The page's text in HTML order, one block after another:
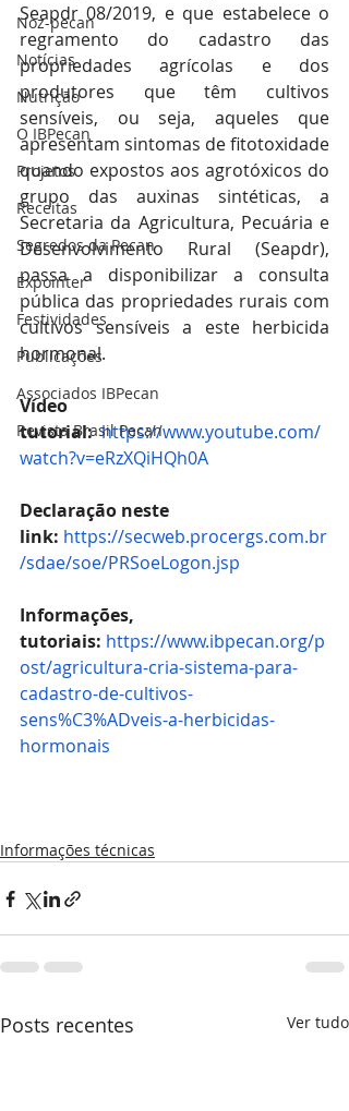
Noz-pecan
Notícias
Nutrição
O IBPecan
Projetos
Receitas
Segredos da Pecan
Expointer
Festividades
Publicações
Associados IBPecan
Revista Brasil Pecan
Seapdr 08/2019, e que estabelece o
regramento do cadastro das
propriedades agrícolas e dos
produtores que têm cultivos
sensíveis, ou seja, aqueles que
apresentam sintomas de fitotoxidade
quando expostos aos agrotóxicos do
grupo das auxinas sintéticas, a
Secretaria da Agricultura, Pecuária e
Desenvolvimento Rural (Seapdr),
passa a disponibilizar a consulta
pública das propriedades rurais com
cultivos sensíveis a este herbicida
hormonal.
Vídeo
tutorial: https://www.youtube.com/
watch?v=eRzXQiHQh0A
Declaração neste
link: https://secweb.procergs.com.br
/sdae/soe/PRSoeLogon.jsp
Informações,
tutoriais: https://www.ibpecan.org/p
ost/agricultura-cria-sistema-para-
cadastro-de-cultivos-
sens%C3%ADveis-a-herbicidas-
hormonais
Informações técnicas
Posts recentes Ver tudo